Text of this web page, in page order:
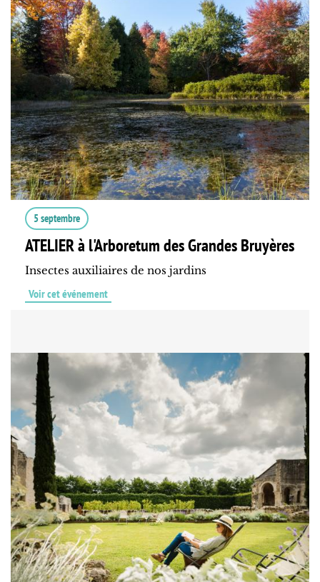
5 septembre
ATELIER à l'Arboretum des Grandes Bruyères
Insectes auxiliaires de nos jardins
Voir cet événement